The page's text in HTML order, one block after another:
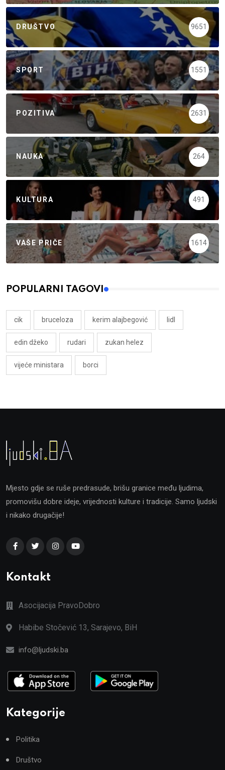
DRUŠTVO 9651
SPORT 1551
POZITIVA 2631
NAUKA 264
KULTURA 491
VAŠE PRIČE 1614
POPULARNI TAGOVI
cik bruceloza kerim alajbegović lidl
edin džeko rudari zukan helez
vijeće ministara borci
Mjesto gdje se ruše predrasude, brišu granice među ljudima,
promovišu dobre ideje, vrijednosti kulture i tradicije. Samo ljudski
i nikako drugačije!
Kontakt
Asocijacija PravoDobro
Habibe Stočević 13, Sarajevo, BiH
info@ljudski.ba
Kategorije
Politika
Društvo